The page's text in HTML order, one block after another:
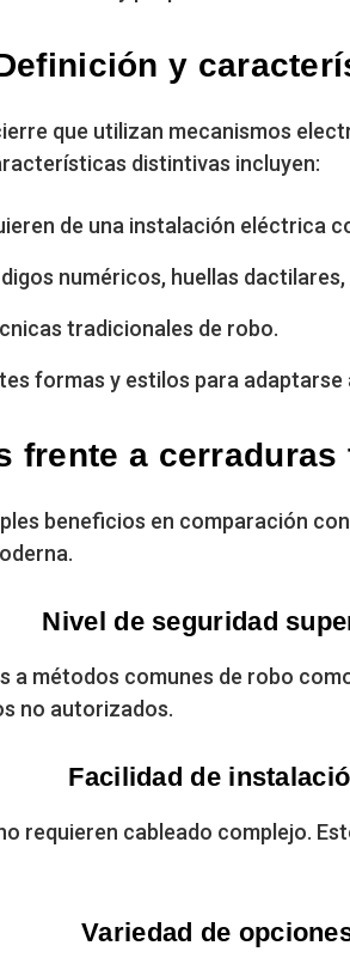
y
que utilizan mecanismos
distintivas incluyen:
de una instalación eléctrica
numéricos, huellas
tradicionales de robo.
formas y estilos para adaptarse
frente a
beneficios en comparación
Nivel de seguridad
a métodos comunes de robo
no autorizados.
Facilidad de
requieren cableado complejo.
Variedad de